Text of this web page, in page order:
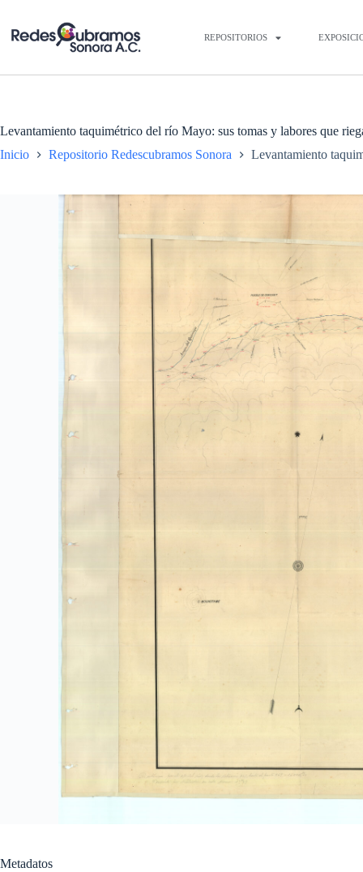
REPOSITORIOS
Levantamiento taquimétrico del río Mayo: sus tomas y labores que
Inicio
Repositorio Redescubramos Sonora Levantamiento
Metadatos